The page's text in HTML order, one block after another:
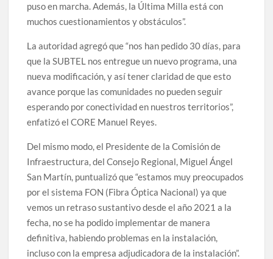
puso en marcha. Además, la Última Milla está con
muchos cuestionamientos y obstáculos”.
La autoridad agregó que “nos han pedido 30 días, para
que la SUBTEL nos entregue un nuevo programa, una
nueva modificación, y así tener claridad de que esto
avance porque las comunidades no pueden seguir
esperando por conectividad en nuestros territorios”,
enfatizó el CORE Manuel Reyes.
Del mismo modo, el Presidente de la Comisión de
Infraestructura, del Consejo Regional, Miguel Ángel
San Martín, puntualizó que “estamos muy preocupados
por el sistema FON (Fibra Óptica Nacional) ya que
vemos un retraso sustantivo desde el año 2021 a la
fecha, no se ha podido implementar de manera
definitiva, habiendo problemas en la instalación,
incluso con la empresa adjudicadora de la instalación”.